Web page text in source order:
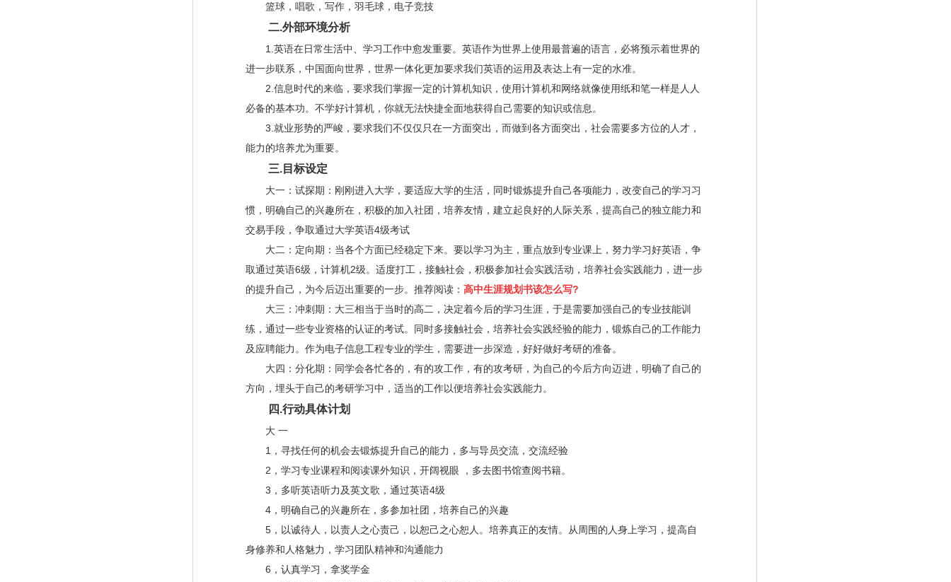
篮球，唱歌，写作，羽毛球，电子竞技
二.外部环境分析
1. 英语在日常生活中、学习工作中愈发重要。英语作为世界上使用最普遍的语言，必将预示着世界的
进一步联系，中国面向世界，世界一体化更加要求我们英语的运用及表达上有一定的水准。
2. 信息时代的来临，要求我们掌握一定的计算机知识，使用计算机和网络就像使用纸和笔一样是人人
必备的基本功。不学好计算机，你就无法快捷全面地获得自己需要的知识或信息。
3. 就业形势的严峻，要求我们不仅仅只在一方面突出，而做到各方面突出，社会需要多方位的人才，
能力的培养尤为重要。
三. 目标设定
大一：试探期：刚刚进入大学，要适应大学的生活，同时锻炼提升自己各项能力，改变自己的学习习
惯，明确自己的兴趣所在，积极的加入社团，培养友情，建立起良好的人际关系，提高自己的独立能力和
交易手段，争取通过大学英语4级考试
大二：定向期：当各个方面已经稳定下来。要以学习为主，重点放到专业课上，努力学习好英语，争
取通过英语6级，计算机2级。适度打工，接触社会，积极参加社会实践活动，培养社会实践能力，进一步
的提升自己，为今后迈出重要的一步。推荐阅读： 高中生涯规划书该怎么写?
大三：冲刺期：大三相当于当时的高二，决定着今后的学习生涯，于是需要加强自己的专业技能训
练，通过一些专业资格的认证的考试。同时多接触社会，培养社会实践经验的能力，锻炼自己的工作能力
及应聘能力。作为电子信息工程专业的学生，需要进一步深造，好好做好考研的准备。
大四：分化期：同学会各忙各的，有的攻工作，有的攻考研，为自己的今后方向迈进，明确了自己的
方向，埋头于自己的考研学习中，适当的工作以便培养社会实践能力。
四.行动具体计划
大 一
1 ，寻找任何的机会去锻炼提升自己的能力，多与导员交流，交流经验
2 ，学习专业课程和阅读课外知识，开阔视眼 ，多去图书馆查阅书籍。
3 ，多听英语听力及英文歌，通过英语4级
4 ，明确自己的兴趣所在，多参加社团，培养自己的兴趣
5 ，以诚待人，以责人之心责己，以恕己之心恕人。培养真正的友情。从周围的人身上学习，提高自
身修养和人格魅力，学习团队精神和沟通能力
6 ，认真学习，拿奖学金